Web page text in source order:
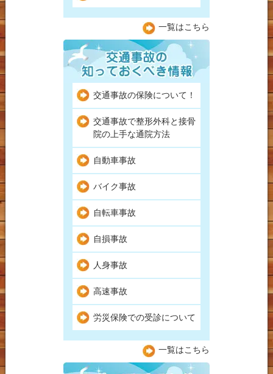
一覧はこちら
交通事故の保険について！
交通事故で整形外科と接骨
院の上手な通院方法
自動車事故
バイク事故
自転車事故
自損事故
人身事故
高速事故
労災保険での受診について
一覧はこちら